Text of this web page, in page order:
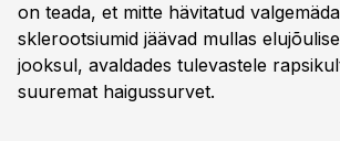
on teada, et mitte hävitatud
sklerootsiumid jäävad mullas
jooksul, avaldades tulevastele
suuremat haigussurvet.